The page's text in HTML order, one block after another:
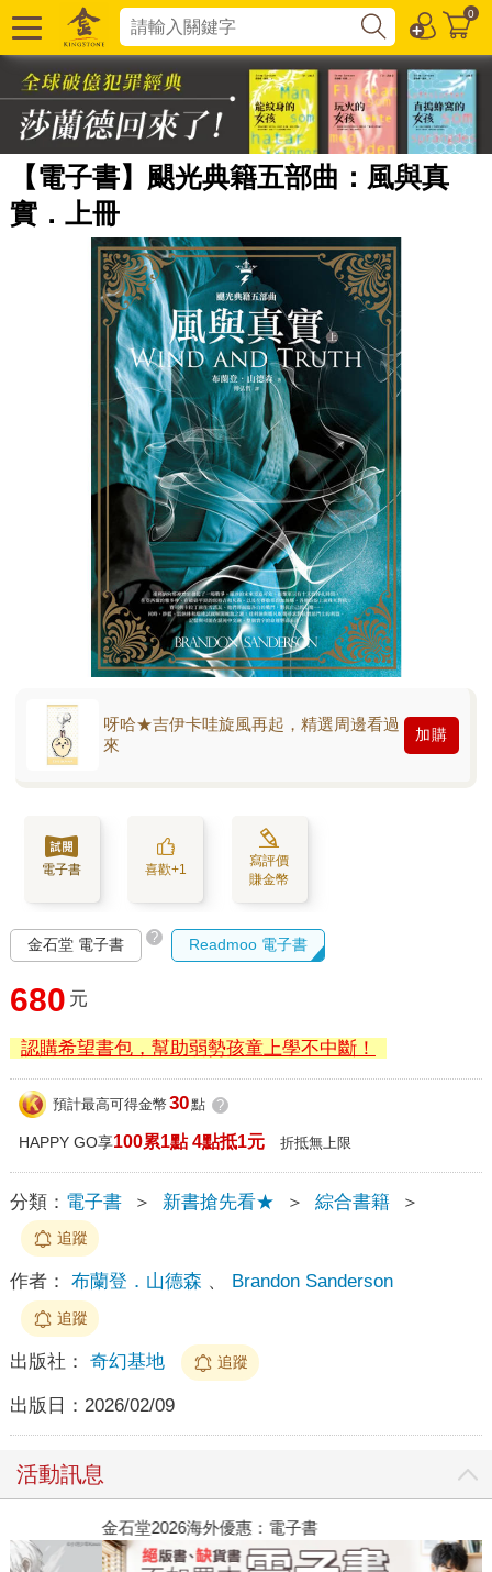
0
【電子書】颶光典籍五部曲：風與真
實．上冊
呀哈★吉伊卡哇旋風再起，精選周邊看過
來
加購
電子書 喜歡+1
寫評價
賺金幣
金石堂 電子書 ? Readmoo 電子書
680 元
認購希望書包，幫助弱勢孩童上學不中斷！
預計最高可得金幣 30點 ?
HAPPY GO享100累1點 4點抵1元 折抵無上限
分類： 電子書 ＞ 新書搶先看★ ＞ 綜合書籍 ＞
追蹤
作者： 布蘭登．山德森 、 Brandon Sanderson
追蹤
出版社： 奇幻基地 追蹤
出版日： 2026/02/09
活動訊息
金石堂2026海外優惠：電子書